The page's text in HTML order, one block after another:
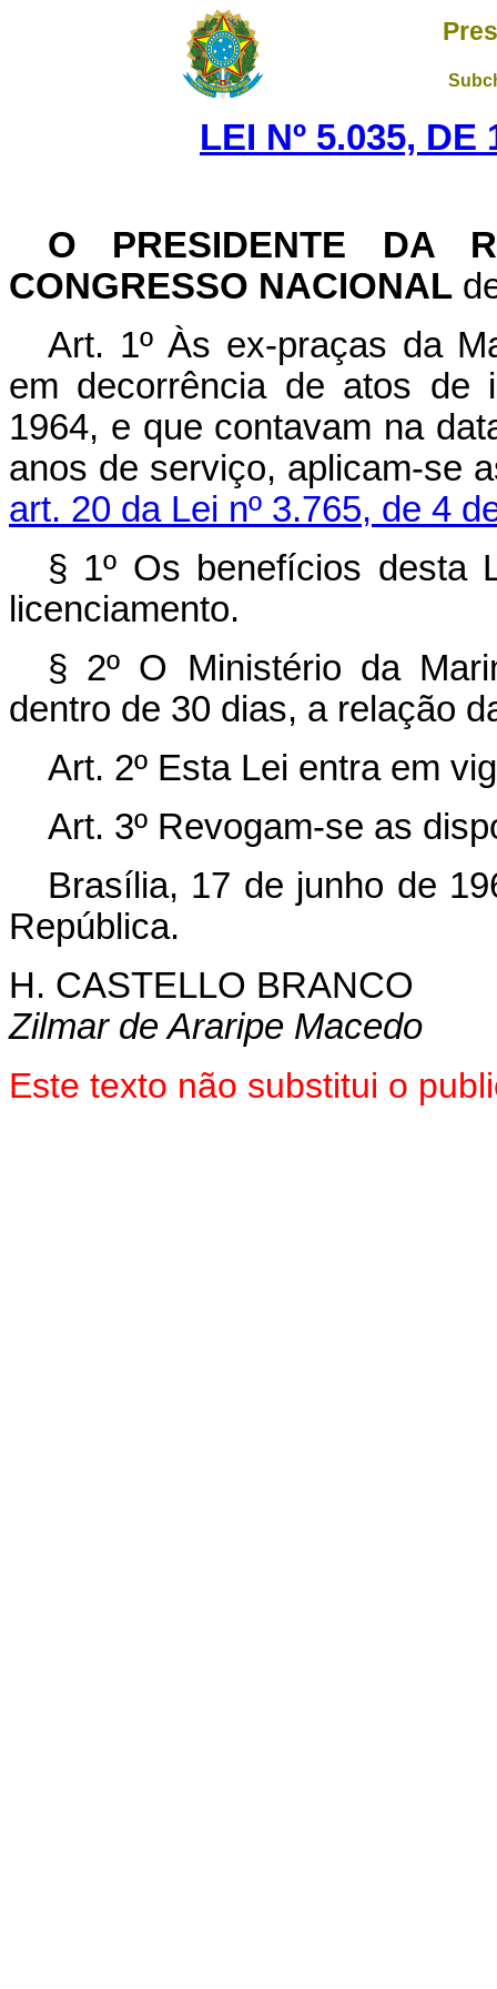
LEI Nº 5.035, DE
O PRESIDENTE DA
CONGRESSO NACIONAL
Art. 1º Às ex-praças da
em decorrência de atos de
1964, e que contavam na
anos de serviço, aplicam-se
art. 20 da Lei nº 3.765, de 4
§ 1º Os benefícios desta
licenciamento.
§ 2º O Ministério da
dentro de 30 dias, a relação
Art. 2º Esta Lei entra em
Art. 3º Revogam-se as
Brasília, 17 de junho de
República.
H. CASTELLO BRANCO
Zilmar de Araripe Macedo
Este texto não substitui o